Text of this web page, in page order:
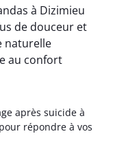
à Dizimieu
de douceur et
naturelle
au confort
après suicide à
répondre à vos